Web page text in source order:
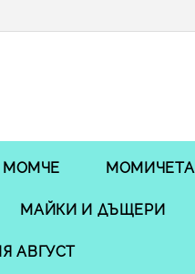
МОМЧЕ МОМИЧЕТА
МАЙКИ И ДЪЩЕРИ
АВГУСТ